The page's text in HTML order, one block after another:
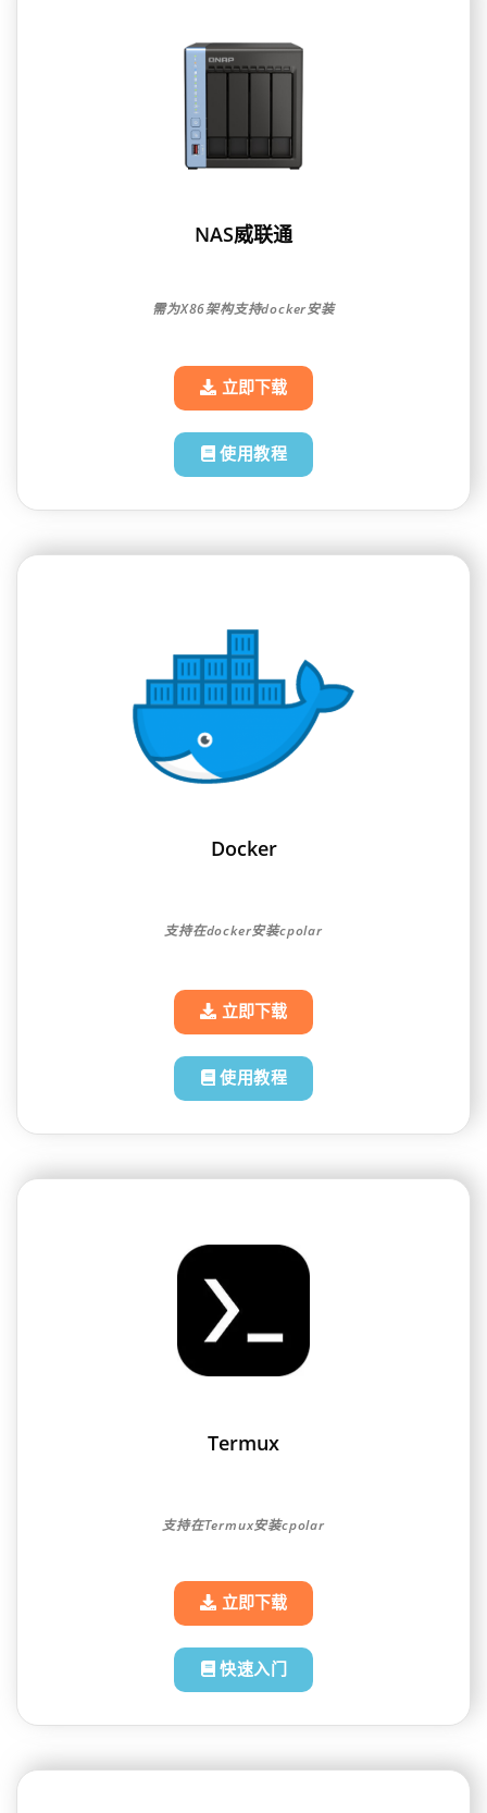
NAS威联通
需为X86架构支持docker安装
立即下载
使用教程
Docker
支持在docker安装cpolar
立即下载
使用教程
Termux
支持在Termux安装cpolar
立即下载
快速入门